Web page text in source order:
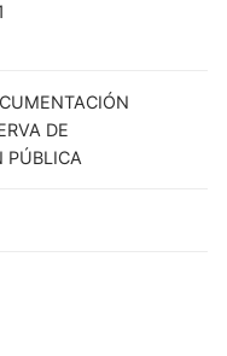
DE
PÚBLICA